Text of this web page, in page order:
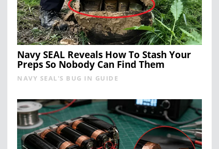
Navy SEAL Reveals How To Stash Your
Preps So Nobody Can Find Them
NAVY SEAL'S BUG IN GUIDE